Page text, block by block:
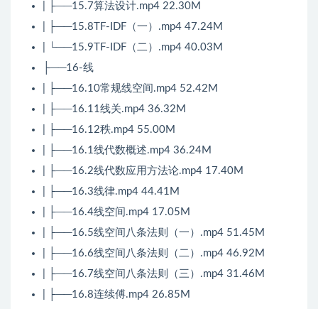
| ├──15.7算法设计.mp4 22.30M
| ├──15.8TF-IDF（一）.mp4 47.24M
| └──15.9TF-IDF（二）.mp4 40.03M
├──16-线
| ├──16.10常规线空间.mp4 52.42M
| ├──16.11线关.mp4 36.32M
| ├──16.12秩.mp4 55.00M
| ├──16.1线代数概述.mp4 36.24M
| ├──16.2线代数应用方法论.mp4 17.40M
| ├──16.3线律.mp4 44.41M
| ├──16.4线空间.mp4 17.05M
| ├──16.5线空间八条法则（一）.mp4 51.45M
| ├──16.6线空间八条法则（二）.mp4 46.92M
| ├──16.7线空间八条法则（三）.mp4 31.46M
| ├──16.8连续傅.mp4 26.85M